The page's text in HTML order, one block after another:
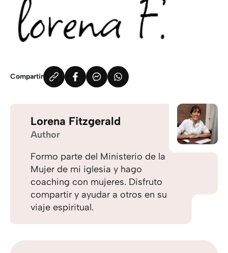
Compartir
Lorena Fitzgerald
Author
Formo parte del Ministerio de la
Mujer de mi iglesia y hago
coaching con mujeres. Disfruto
compartir y ayudar a otros en su
viaje espiritual.